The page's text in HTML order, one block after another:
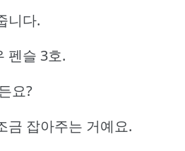
니다.
펜슬 3호.
요?
금 잡아주는 거예요.